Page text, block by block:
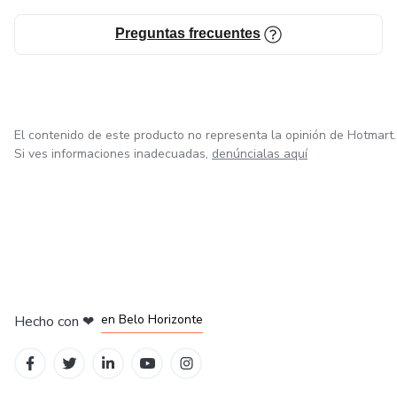
Descarga hoy mismo y observa cómo tus pequeños
exploran el emocionante mundo de las profesiones
Preguntas frecuentes
El contenido de este producto no representa la opinión de Hotmart.
Si ves informaciones inadecuadas, denúncialas aquí
Hecho con ❤ en Belo Horizonte